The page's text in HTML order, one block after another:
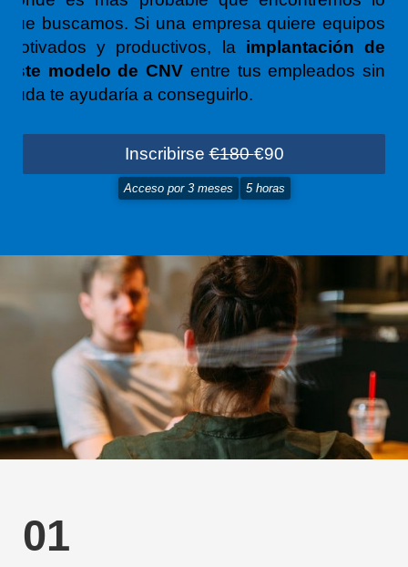
que buscamos. Si una empresa quiere equipos
motivados y productivos, la implantación de
este modelo de CNV entre tus empleados sin
duda te ayudaría a conseguirlo.
Inscribirse €180€90
Acceso por 3 meses 5 horas
01